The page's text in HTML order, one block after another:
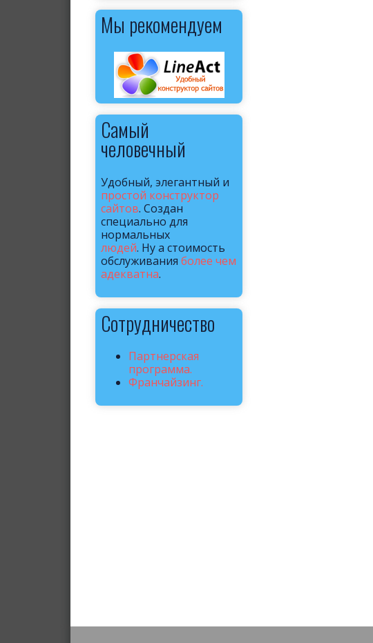
Мы рекомендуем
Самый
человечный
Удобный, элегантный и
простой конструктор
сайтов. Создан
специально для
нормальных
людей. Ну а стоимость
обслуживания более чем
адекватна.
Сотрудничество
Партнерская
программа.
Франчайзинг.